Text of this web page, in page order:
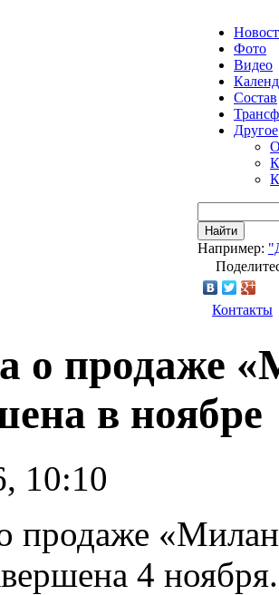
Фото
Видео
Состав
Другое
Найти
Например:
Контакты
о продаже
в ноябре
10:10
продаже
4 ноября.